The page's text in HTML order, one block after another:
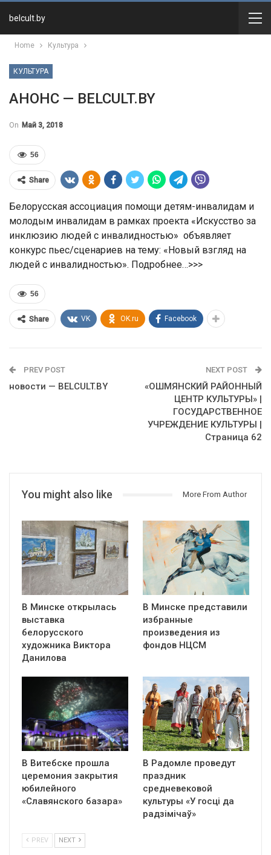
belcult.by
Home Культура
КУЛЬТУРА
АНОНС — BELCULT.BY
On Май 3, 2018
56
Share
Белорусская ассоциация помощи детям-инвалидам и
молодым инвалидам в рамках проекта «Искусство за
инклюзию людей с инвалидностью» объявляет
конкурс пьес/сценариев на тему: «Новый взгляд на
людей с инвалидностью». Подробнее…>>>
56
Share VK OK.ru Facebook
PREV POST
новости — BELCULT.BY
NEXT POST
«ОШМЯНСКИЙ РАЙОННЫЙ
ЦЕНТР КУЛЬТУРЫ» |
ГОСУДАРСТВЕННОЕ
УЧРЕЖДЕНИЕ КУЛЬТУРЫ |
Страница 62
You might also like More From Author
В Минске открылась
выставка
белорусского
художника Виктора
Данилова
В Минске представили
избранные
произведения из
фондов НЦСМ
В Витебске прошла
церемония закрытия
юбилейного
«Славянского базара»
В Радомле проведут
праздник
средневековой
культуры «У госці да
радзімічаў»
PREV NEXT